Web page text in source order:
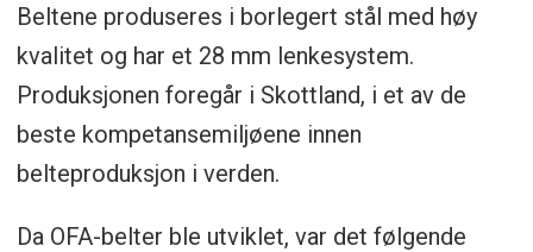
Beltene produseres i borlegert stål med høy
kvalitet og har et 28 mm lenkesystem.
Produksjonen foregår i Skottland, i et av de
beste kompetansemiljøene innen
belteproduksjon i verden.
Da OFA-belter ble utviklet, var det følgende